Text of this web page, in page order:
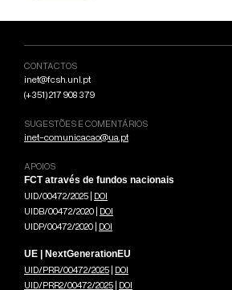
CONTACTOS
inet@fcsh.unl.pt
(+351) 217 908 379
SUGESTÕES E COMENTÁRIOS
inet-comunicacao@ua.pt
APOIOS
FCT através de fundos nacionais
UID/00472/2025 | DOI
UIDB/00472/2020 | DOI
UIDP/00472/2020 | DOI
UE | NextGenerationEU
UID/PRR/00472/2025 | DOI
UID/PRR2/00472/2025 | DOI